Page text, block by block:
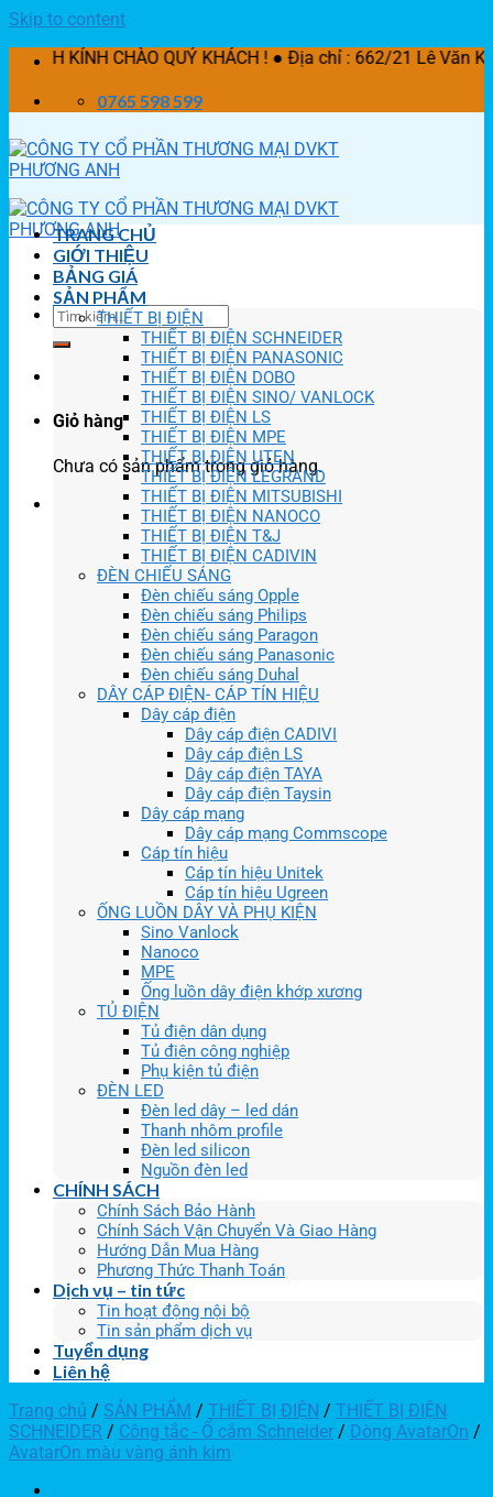
Skip to content
KÍNH CHÀO QUÝ KHÁCH ! ● Địa chỉ : 662/21 Lê Văn
0765 598 599
Giỏ hàng
Chưa có sản phẩm trong giỏ hàng.
TRANG CHỦ
GIỚI THIỆU
BẢNG GIÁ
SẢN PHẨM
THIẾT BỊ ĐIỆN
THIẾT BỊ ĐIỆN SCHNEIDER
THIẾT BỊ ĐIỆN PANASONIC
THIẾT BỊ ĐIỆN DOBO
THIẾT BỊ ĐIỆN SINO/ VANLOCK
THIẾT BỊ ĐIỆN LS
THIẾT BỊ ĐIỆN MPE
THIẾT BỊ ĐIỆN UTEN
THIẾT BỊ ĐIỆN LEGRAND
THIẾT BỊ ĐIỆN MITSUBISHI
THIẾT BỊ ĐIỆN NANOCO
THIẾT BỊ ĐIỆN T&J
THIẾT BỊ ĐIỆN CADIVIN
ĐÈN CHIẾU SÁNG
Đèn chiếu sáng Opple
Đèn chiếu sáng Philips
Đèn chiếu sáng Paragon
Đèn chiếu sáng Panasonic
Đèn chiếu sáng Duhal
DÂY CÁP ĐIỆN- CÁP TÍN HIỆU
Dây cáp điện
Dây cáp điện CADIVI
Dây cáp điện LS
Dây cáp điện TAYA
Dây cáp điện Taysin
Dây cáp mạng
Dây cáp mạng Commscope
Cáp tín hiệu
Cáp tín hiệu Unitek
Cáp tín hiệu Ugreen
ỐNG LUỒN DÂY VÀ PHỤ KIỆN
Sino Vanlock
Nanoco
MPE
Ống luồn dây điện khớp xương
TỦ ĐIỆN
Tủ điện dân dụng
Tủ điện công nghiệp
Phụ kiện tủ điện
ĐÈN LED
Đèn led dây – led dán
Thanh nhôm profile
Đèn led silicon
Nguồn đèn led
CHÍNH SÁCH
Chính Sách Bảo Hành
Chính Sách Vận Chuyển Và Giao Hàng
Hướng Dẫn Mua Hàng
Phương Thức Thanh Toán
Dịch vụ – tin tức
Tin hoạt động nội bộ
Tin sản phẩm dịch vụ
Tuyển dụng
Liên hệ
Trang chủ / SẢN PHẨM / THIẾT BỊ ĐIỆN / THIẾT BỊ ĐIỆN
SCHNEIDER / Công tắc - Ổ cắm Schneider / Dòng AvatarOn /
AvatarOn màu vàng ánh kim